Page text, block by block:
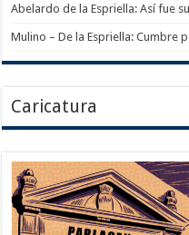
Abelardo de la Espriella: Así fue
Mulino – De la Espriella: Cumbre
Caricatura